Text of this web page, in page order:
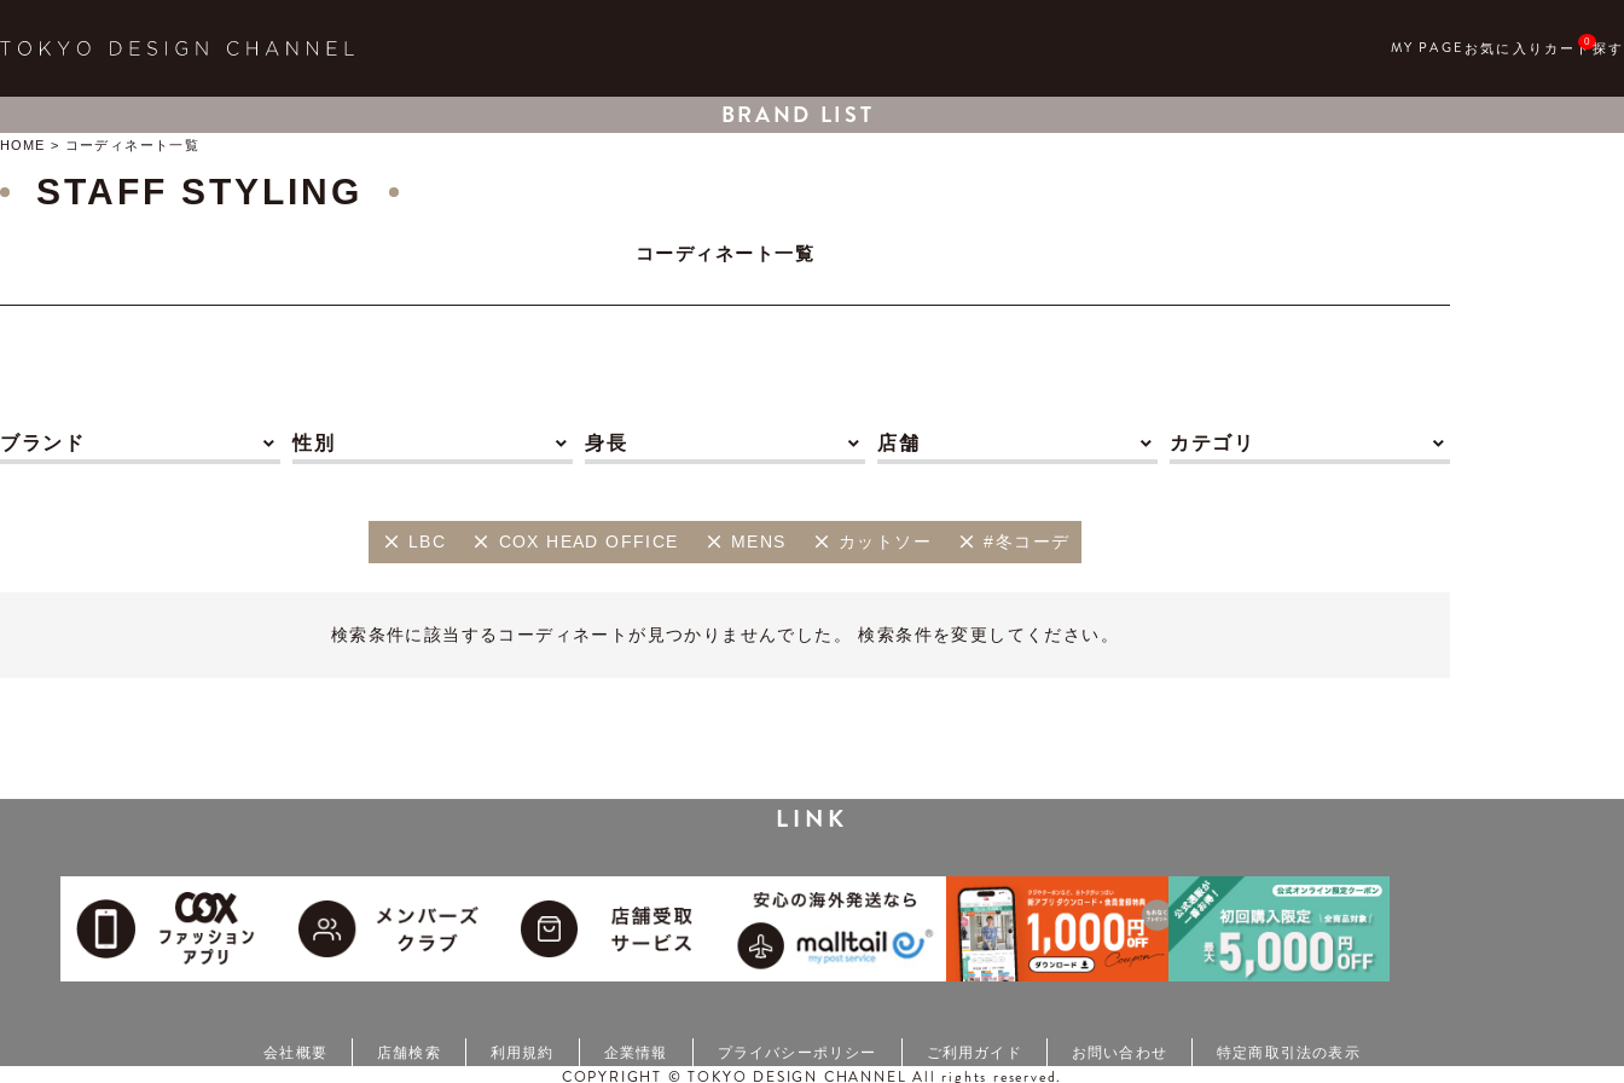
0
BRAND LIST
HOME コーディネート一覧
STAFF STYLING
コーディネート一覧
ブランド 性別 身長 店舗 カテゴリ
LBC COX HEAD OFFICE MENS カットソー #冬コーデ
検索条件に該当するコーディネートが見つかりませんでした。 検索条件を変更してください。
LINK
会社概要 店舗検索 利用規約 企業情報 プライバシーポリシー ご利用ガイド お問い合わせ 特定商取引法の表示
COPYRIGHT © TOKYO DESIGN CHANNEL All rights reserved.